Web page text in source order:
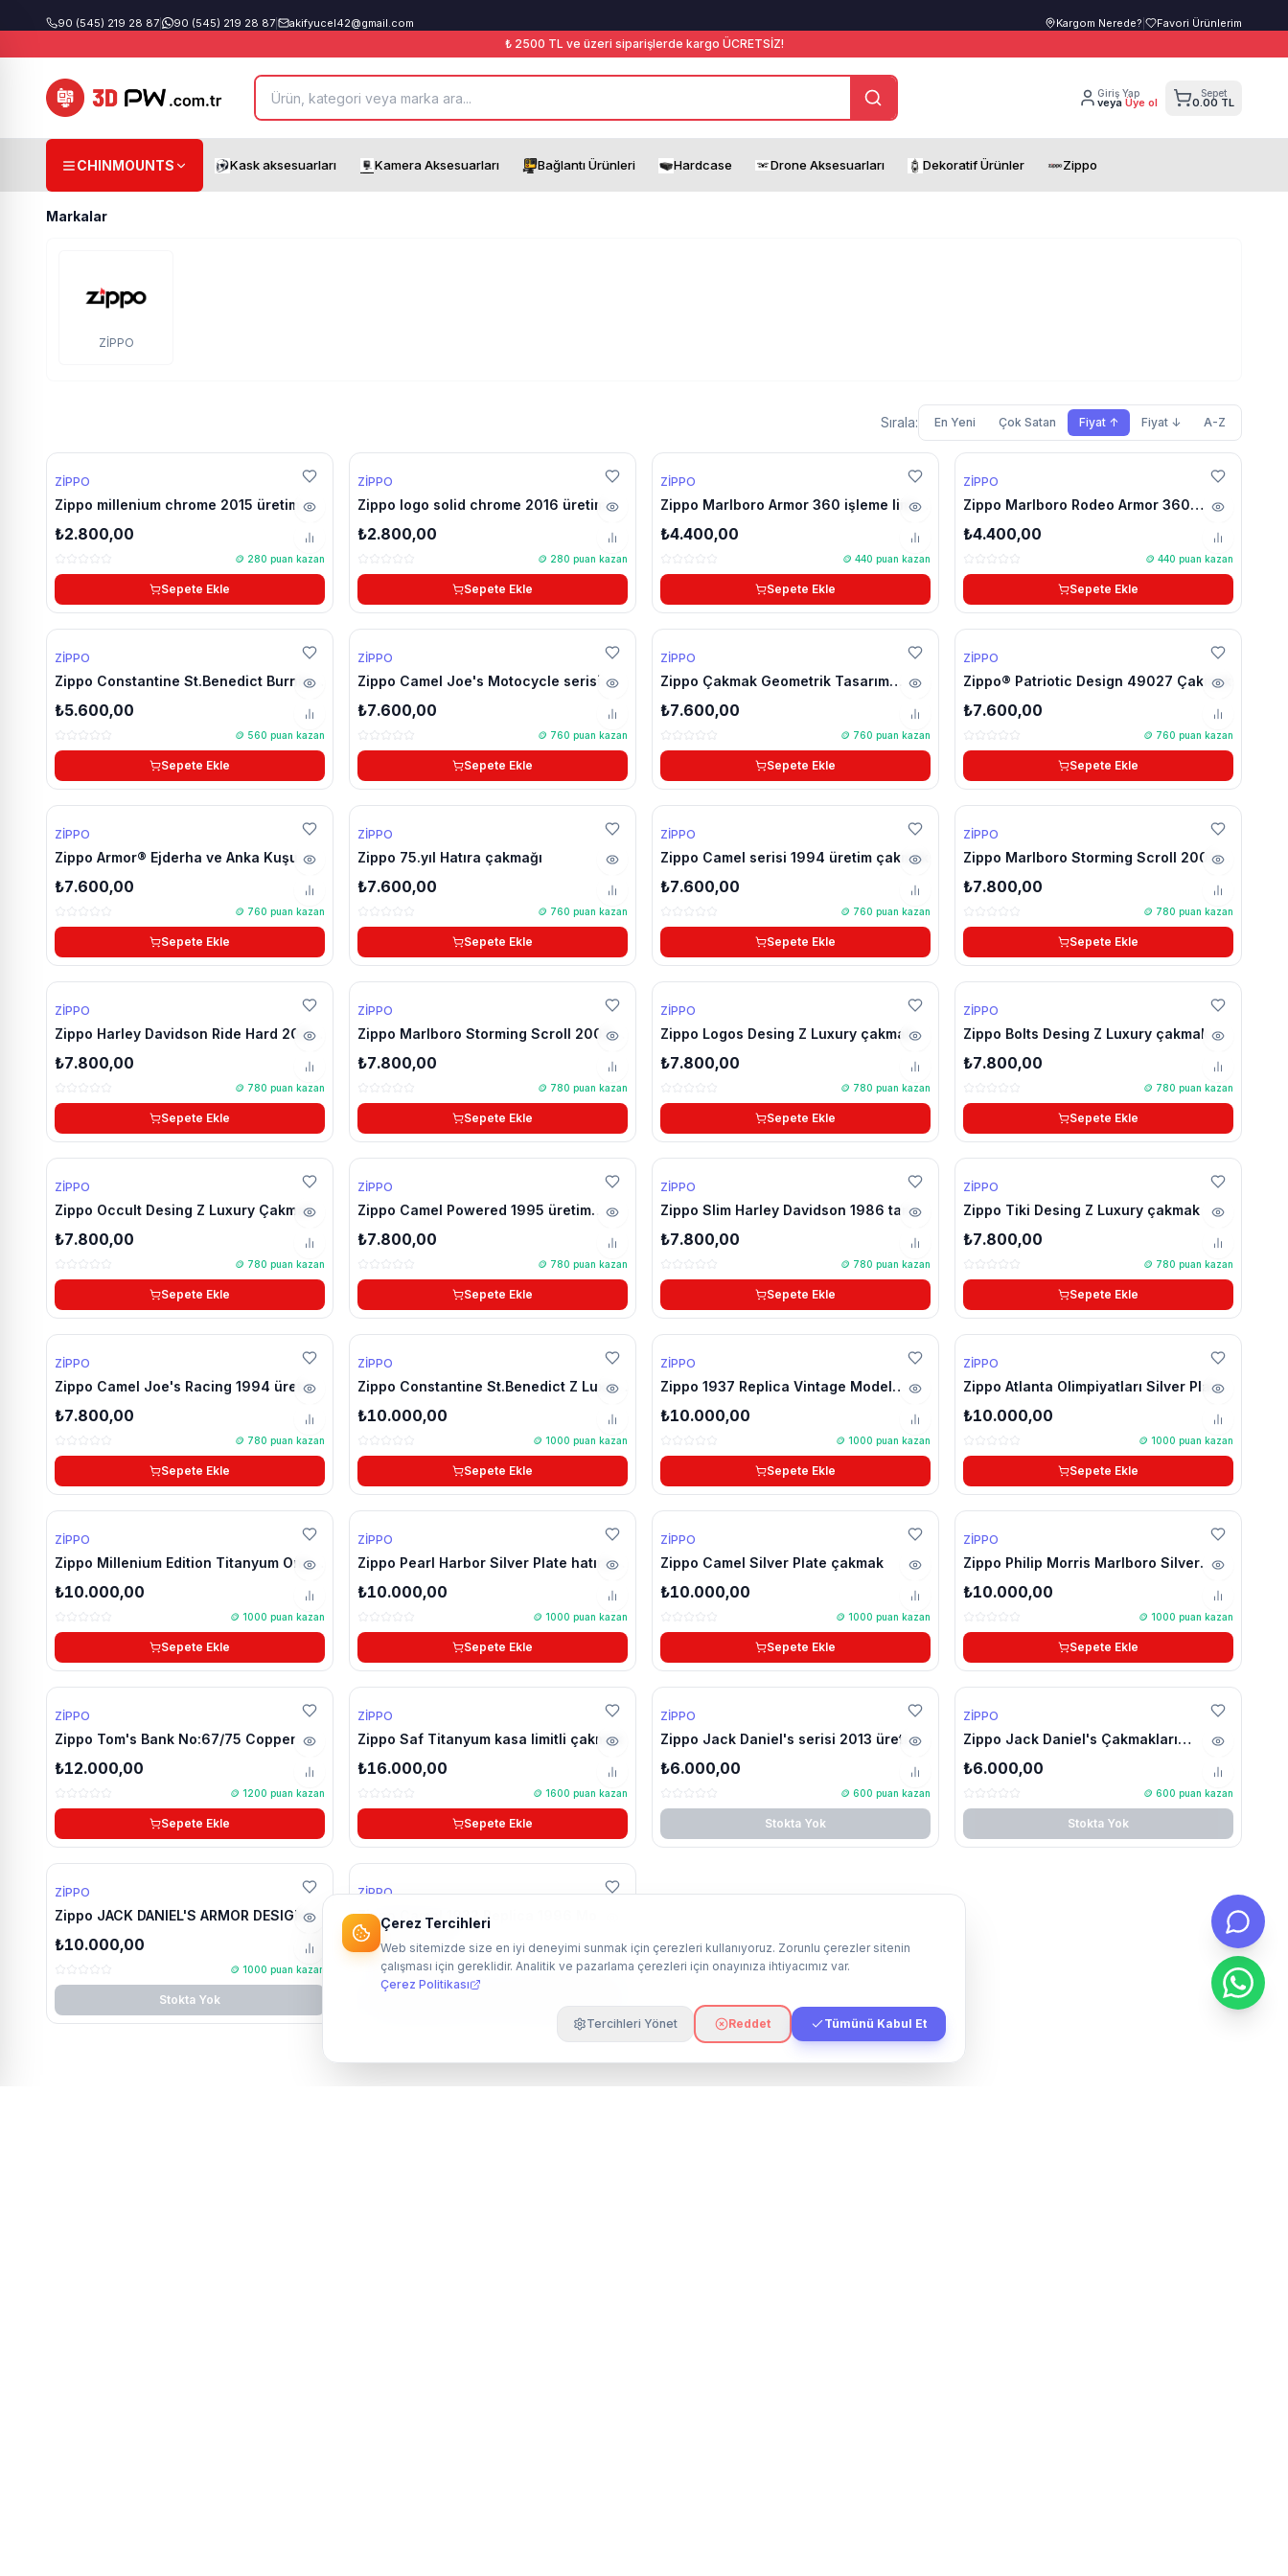
90 (545) 219 28 87 90 (545) 219 28 87 akifyucel42@gmail.com Kargom Nerede? Favori Ürünlerim
₺ 2500 TL ve üzeri siparişlerde kargo ÜCRETSİZ!
Giriş Yap
veya Üye ol
Sepet
0.00 TL
CHINMOUNTS Kask aksesuarları Kamera Aksesuarları Bağlantı Ürünleri Hardcase Drone Aksesuarları Dekoratif Ürünler Zippo
Markalar
ZİPPO
Sırala: En Yeni Çok Satan Fiyat ↑ Fiyat ↓ A-Z
ZIPPO
Zippo millenium chrome 2015 üretim
₺2.800,00
🪙 280 puan kazan
Sepete Ekle
ZIPPO
Zippo logo solid chrome 2016 üretim
₺2.800,00
🪙 280 puan kazan
Sepete Ekle
ZIPPO
Zippo Marlboro Armor 360 işleme limitli
₺4.400,00
🪙 440 puan kazan
Sepete Ekle
ZIPPO
Zippo Marlboro Rodeo Armor 360
₺4.400,00
🪙 440 puan kazan
Sepete Ekle
ZIPPO
Zippo Constantine St.Benedict Burning
₺5.600,00
🪙 560 puan kazan
Sepete Ekle
ZIPPO
Zippo Camel Joe's Motocycle serisi
₺7.600,00
🪙 760 puan kazan
Sepete Ekle
ZIPPO
Zippo Çakmak Geometrik Tasarım
ABD
₺7.600,00
🪙 760 puan kazan
Sepete Ekle
ZIPPO
Zippo® Patriotic Design 49027 Çakmak
₺7.600,00
🪙 760 puan kazan
Sepete Ekle
ZIPPO
Zippo Armor® Ejderha ve Anka Kuşu
₺7.600,00
🪙 760 puan kazan
Sepete Ekle
🔥 Çok Satan
ZIPPO
Zippo 75.yıl Hatıra çakmağı
₺7.600,00
🪙 760 puan kazan
Sepete Ekle
ZIPPO
Zippo Camel serisi 1994 üretim çakmak
₺7.600,00
🪙 760 puan kazan
Sepete Ekle
🔥 Çok Satan
ZIPPO
Zippo Marlboro Storming Scroll 2003
₺7.800,00
🪙 780 puan kazan
Sepete Ekle
ZIPPO
Zippo Harley Davidson Ride Hard 2007
₺7.800,00
🪙 780 puan kazan
Sepete Ekle
🔥 Çok Satan
ZIPPO
Zippo Marlboro Storming Scroll 2003
₺7.800,00
🪙 780 puan kazan
Sepete Ekle
ZIPPO
Zippo Logos Desing Z Luxury çakmak
₺7.800,00
🪙 780 puan kazan
Sepete Ekle
ZIPPO
Zippo Bolts Desing Z Luxury çakmak
₺7.800,00
🪙 780 puan kazan
Sepete Ekle
ZIPPO
Zippo Occult Desing Z Luxury Çakmak
₺7.800,00
🪙 780 puan kazan
Sepete Ekle
ZIPPO
Zippo Camel Powered 1995 üretim
₺7.800,00
🪙 780 puan kazan
Sepete Ekle
ZIPPO
Zippo Slim Harley Davidson 1986 tarihli
₺7.800,00
🪙 780 puan kazan
Sepete Ekle
ZIPPO
Zippo Tiki Desing Z Luxury çakmak
₺7.800,00
🪙 780 puan kazan
Sepete Ekle
ZIPPO
Zippo Camel Joe's Racing 1994 üretim
₺7.800,00
🪙 780 puan kazan
Sepete Ekle
ZIPPO
Zippo Constantine St.Benedict Z Luxury
₺10.000,00
🪙 1000 puan kazan
Sepete Ekle
🔥 Çok Satan
ZIPPO
Zippo 1937 Replica Vintage Model
₺10.000,00
🪙 1000 puan kazan
Sepete Ekle
ZIPPO
Zippo Atlanta Olimpiyatları Silver Plate
₺10.000,00
🪙 1000 puan kazan
Sepete Ekle
🔥 Çok Satan
ZIPPO
Zippo Millenium Edition Titanyum One
₺10.000,00
🪙 1000 puan kazan
Sepete Ekle
ZIPPO
Zippo Pearl Harbor Silver Plate hatıra
₺10.000,00
🪙 1000 puan kazan
Sepete Ekle
ZIPPO
Zippo Camel Silver Plate çakmak
₺10.000,00
🪙 1000 puan kazan
Sepete Ekle
ZIPPO
Zippo Philip Morris Marlboro Silver
₺10.000,00
🪙 1000 puan kazan
Sepete Ekle
ZIPPO
Zippo Tom's Bank No:67/75 Copper
₺12.000,00
🪙 1200 puan kazan
Sepete Ekle
ZIPPO
Zippo Saf Titanyum kasa limitli çakmak
₺16.000,00
🪙 1600 puan kazan
Sepete Ekle
ZIPPO
Zippo Jack Daniel's serisi 2013 üretim
₺6.000,00
🪙 600 puan kazan
Stokta Yok
ZIPPO
Zippo Jack Daniel's Çakmakları
₺6.000,00
🪙 600 puan kazan
Stokta Yok
ZIPPO
Zippo JACK DANIEL'S ARMOR DESIGN
MultiCut Luxury çakmak
₺10.000,00
🪙 1000 puan kazan
Stokta Yok
ZIPPO
Zippo Camel 1932 Replica 1996 Model
çakmak
₺12.000,00
🪙1200puan kazan
Çerez Tercihleri
Web sitemizde size en iyi deneyimi sunmak için çerezleri kullanıyoruz. Zorunlu çerezler sitenin
çalışması için gereklidir. Analitik ve pazarlama çerezleri için onayınıza ihtiyacımız var.
Çerez Politikası
Tercihleri Yönet Reddet Tümünü Kabul Et